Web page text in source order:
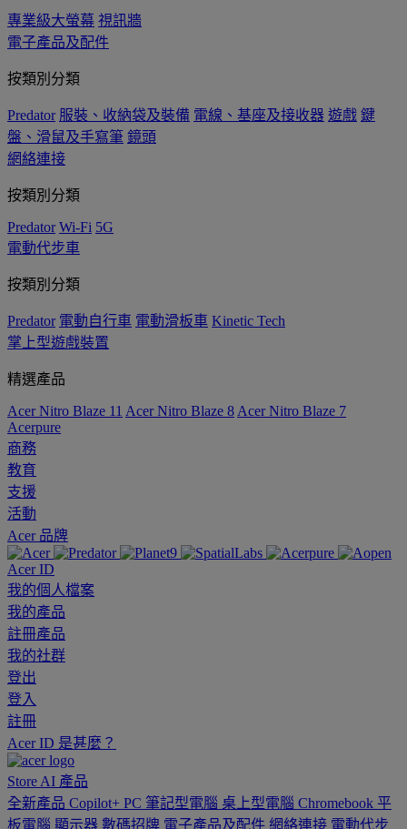
專業級大螢幕 視訊牆
電子產品及配件
按類別分類
Predator 服裝、收納袋及裝備 電線、基座及接收器 遊戲 鍵
盤、滑鼠及手寫筆 鏡頭
網絡連接
按類別分類
Predator Wi-Fi 5G
電動代步車
按類別分類
Predator 電動自行車 電動滑板車 Kinetic Tech
掌上型遊戲裝置
精選產品
Acer Nitro Blaze 11 Acer Nitro Blaze 8 Acer Nitro Blaze 7
Acerpure
商務
教育
支援
活動
Acer 品牌
Acer ID
我的個人檔案
我的產品
註冊產品
我的社群
登出
登入
註冊
Acer ID 是甚麼？
Store AI 產品
全新產品 Copilot+ PC 筆記型電腦 桌上型電腦 Chromebook 平
板電腦 顯示器 數碼招牌 電子產品及配件 網絡連接 電動代步